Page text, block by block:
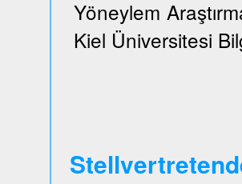
Yöneylem
Kiel Üniversitesi